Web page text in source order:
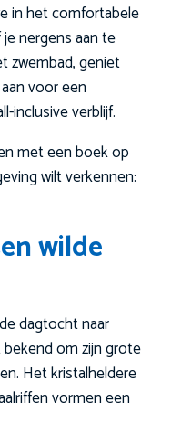
in het comfortabele
nergens aan te
zwembad, geniet
voor een
inclusive verblijf.
met een boek op
wilt verkennen:
wilde
dagtocht naar
om zijn grote
Het kristalheldere
vormen een